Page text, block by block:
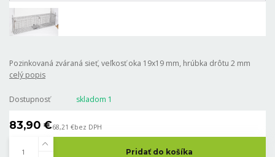
Pozinkovaná zváraná sieť, veľkosť oka 19x19 mm, hrúbka drôtu 2 mm
celý popis
Dostupnosť skladom 1
83,90 €68,21 €bez DPH
Pridať do košíka